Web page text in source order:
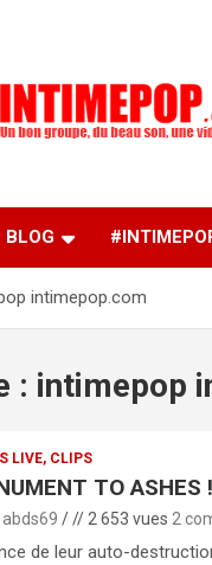
pop rock, post-rock,
BLOG
intimepop.com
: intimepop
LIVE, CLIPS
TO ASHES
abds69 // 2 653 vues 2
de leur auto-